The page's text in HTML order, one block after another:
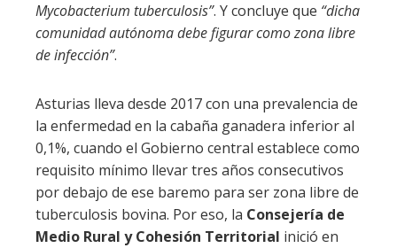
Mycobacterium tuberculosis”. Y concluye que “dicha
comunidad autónoma debe figurar como zona libre
de infección”.
Asturias lleva desde 2017 con una prevalencia de
la enfermedad en la cabaña ganadera inferior al
0,1%, cuando el Gobierno central establece como
requisito mínimo llevar tres años consecutivos
por debajo de ese baremo para ser zona libre de
tuberculosis bovina. Por eso, la Consejería de
Medio Rural y Cohesión Territorial inició en